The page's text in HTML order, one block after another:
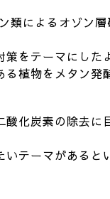
類によるオゾン層
をテーマにした
植物をメタン発
化炭素の除去に
テーマがあると